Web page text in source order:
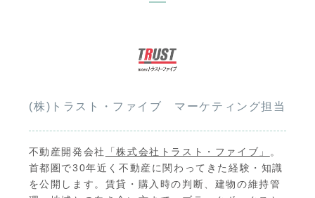
(株)トラスト・ファイブ マーケティング担当
不動産開発会社 「株式会社トラスト・ファイブ」
。
首都圏で30年近く不動産に関わってきた経験・知識
を公開します。賃貸・購入時の判断、建物の維持管